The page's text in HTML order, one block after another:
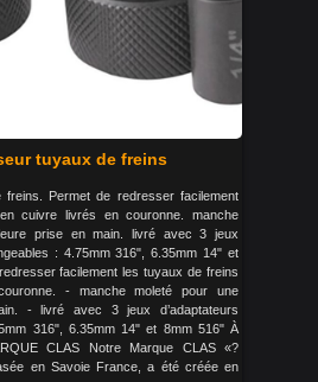
tuyaux de freins
freins. Permet de redresser facilement
cuivre livrés en couronne. manche
prise en main. livré avec 3 jeux
: 4.75mm 316", 6.35mm 14" et
facilement les tuyaux de freins
- manche moleté pour une
- livré avec 3 jeux d’adaptateurs
316", 6.35mm 14" et 8mm 516" À
CLAS Notre Marque CLAS «?
en Savoie France, a été créée en